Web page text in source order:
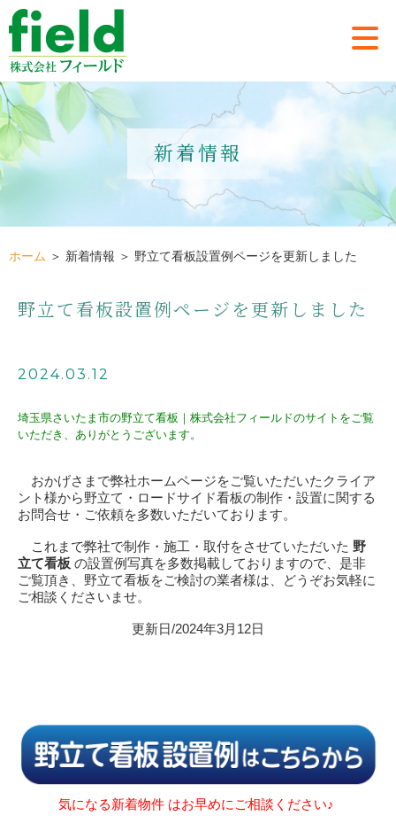
新着情報
ホーム ＞ 新着情報 ＞ 野立て看板設置例ページを更新しました
野立て看板設置例ページを更新しました
2024.03.12
埼玉県さいたま市の野立て看板｜株式会社フィールドのサイトをご覧
いただき、ありがとうございます。
おかげさまで弊社ホームページをご覧いただいたクライア
ント様から野立て・ロードサイド看板の制作・設置に関する
お問合せ・ご依頼を多数いただいております。
これまで弊社で制作・施工・取付をさせていただいた 野
立て看板 の設置例写真を多数掲載しておりますので、是非
ご覧頂き、野立て看板をご検討の業者様は、どうぞお気軽に
ご相談くださいませ。
更新日/2024年3月12日
気になる新着物件 はお早めにご相談ください♪